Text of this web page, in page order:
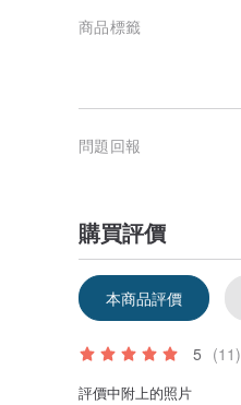
商品標籤
問題回報
購買評價
本商品評價
5 (11)
評價中附上的照片